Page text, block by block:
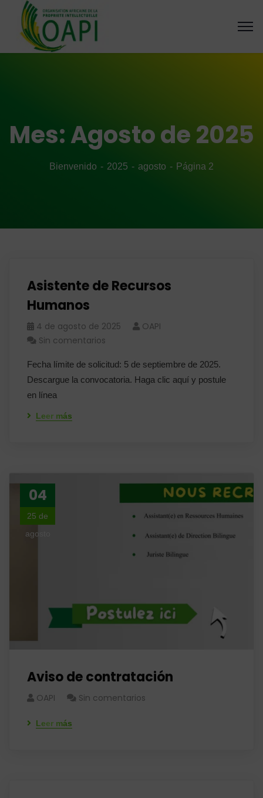
Mes:Agosto de 2025
Bienvenido 2025 agosto Página 2
Asistente de Recursos
Humanos
4 de agosto de 2025
OAPI
Sin comentarios
Fecha límite de solicitud: 5 de septiembre de 2025.
Descargue la convocatoria. Haga clic aquí y postule
en línea
Leer más
04
25 de
agosto
Aviso de contratación
OAPI Sin comentarios
Leer más